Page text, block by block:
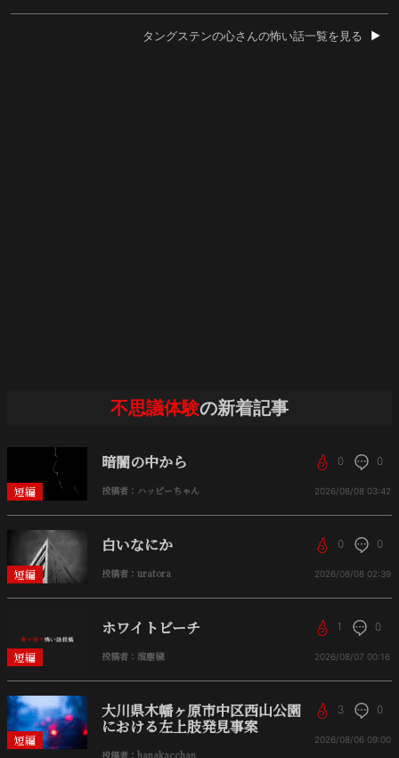
タングステンの心さんの怖い話一覧を見る
不思議体験の新着記事
短編
暗闇の中から
投稿者：ハッピーちゃん
0 0
2026/08/08 03:42
短編
白いなにか
投稿者：uratora
0 0
2026/08/08 02:39
短編
ホワイトビーチ
投稿者：溜塵穢
1 0
2026/08/07 00:16
短編
大川県木幡ヶ原市中区西山公園
における左上肢発見事案
投稿者：hanakacchan
3 0
2026/08/06 09:00